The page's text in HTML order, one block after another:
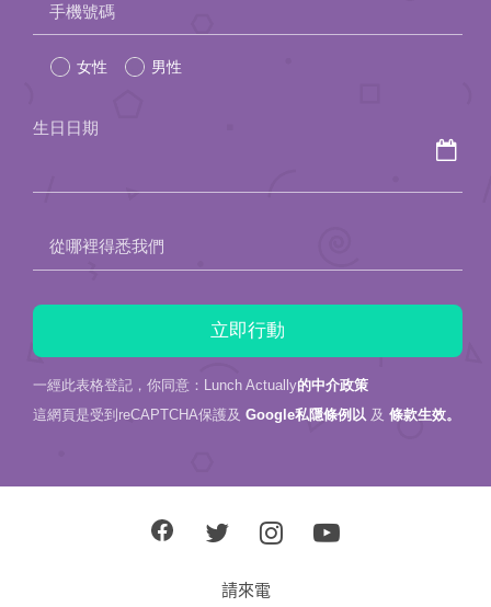
leave
this
手機號碼
女性 男性
生日日期
從哪裡得悉我們
一經此表格登記，你同意：Lunch Actually的中介政策
這網頁是受到reCAPTCHA保護及 Google私隱條例以 及 條款生效。
請來電